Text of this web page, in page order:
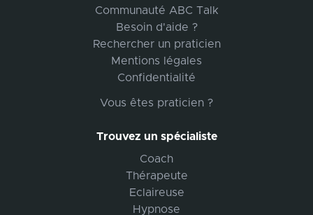
Communauté ABC Talk
Besoin d'aide ?
Rechercher un praticien
Mentions légales
Confidentialité
Vous êtes praticien ?
Trouvez un spécialiste
Coach
Thérapeute
Eclaireuse
Hypnose